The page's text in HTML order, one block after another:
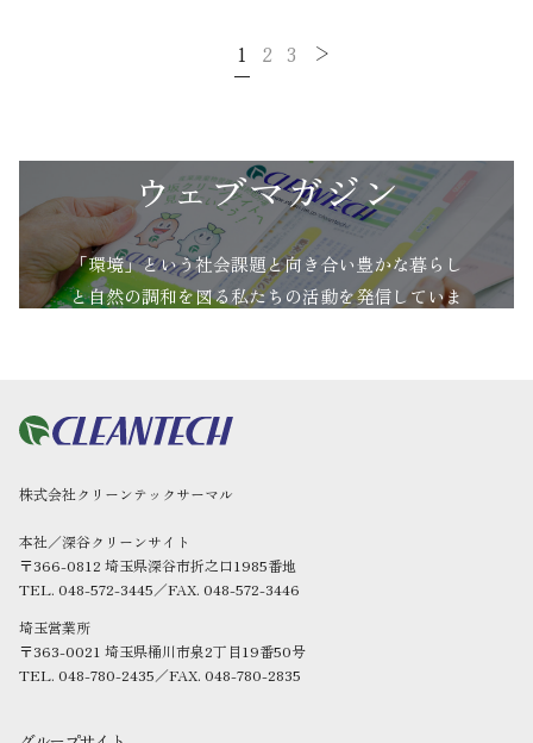
1 2 3
ウェブマガジン
「環境」という社会課題と向き合い豊かな暮らし
と自然の調和を図る私たちの活動を発信していま
株式会社クリーンテックサーマル
本社／深谷クリーンサイト
〒366-0812 埼玉県深谷市折之口1985番地
TEL. 048-572-3445／FAX. 048-572-3446
埼玉営業所
〒363-0021 埼玉県桶川市泉2丁目19番50号
TEL. 048-780-2435／FAX. 048-780-2835